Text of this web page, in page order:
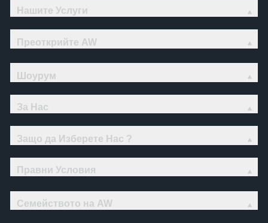
Нашите Услуги
Преоткрийте AW
Шоурум
За Нас
Защо да Изберете Нас ?
Правни Условия
Семейството на AW